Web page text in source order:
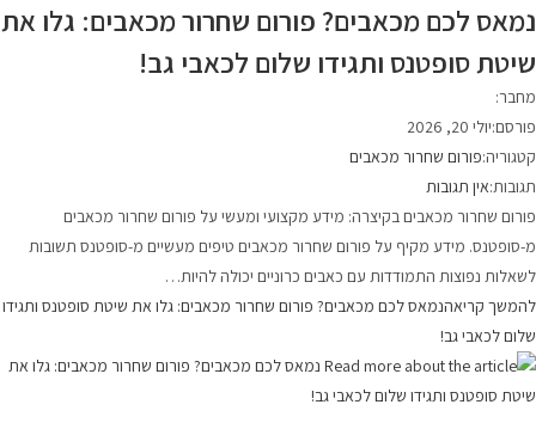
נמאס לכם מכאבים? פורום שחרור מכאבים: גלו את
שיטת סופטנס ותגידו שלום לכאבי גב!
מחבר:
פורסם:יולי 20, 2026
קטגוריה:פורום שחרור מכאבים
תגובות:אין תגובות
פורום שחרור מכאבים בקיצרה: מידע מקצועי ומעשי על פורום שחרור מכאבים
מ-סופטנס. מידע מקיף על פורום שחרור מכאבים טיפים מעשיים מ-סופטנס תשובות
לשאלות נפוצות התמודדות עם כאבים כרוניים יכולה להיות…
להמשך קריאהנמאס לכם מכאבים? פורום שחרור מכאבים: גלו את שיטת סופטנס ותגידו
שלום לכאבי גב!